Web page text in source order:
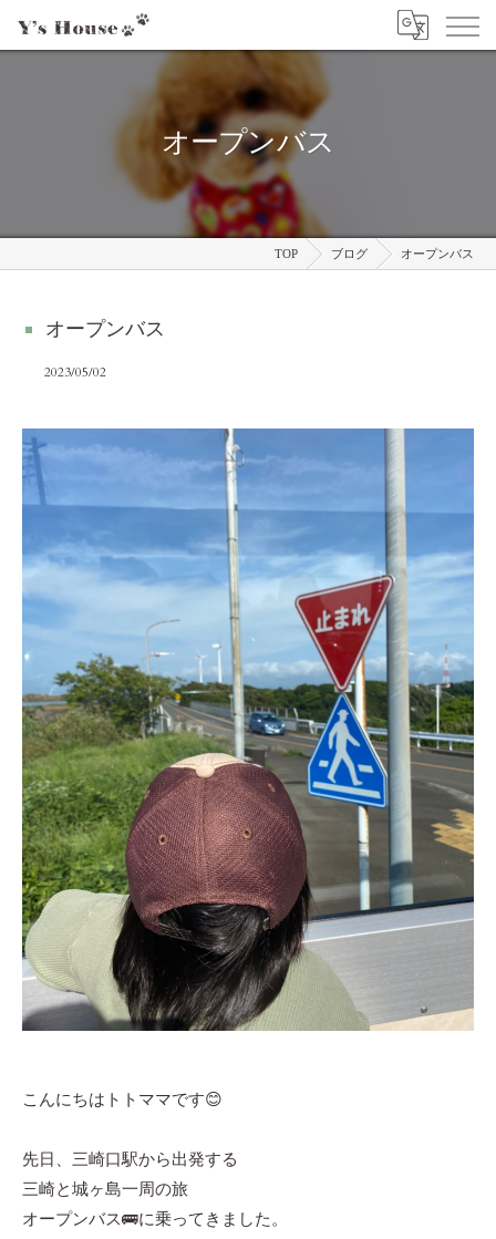
オープンバス
TOP ブログ オープンバス
オープンバス
2023/05/02
こんにちはトトママです😊
先日、三崎口駅から出発する
三崎と城ヶ島一周の旅
オープンバス🚌に乗ってきました。